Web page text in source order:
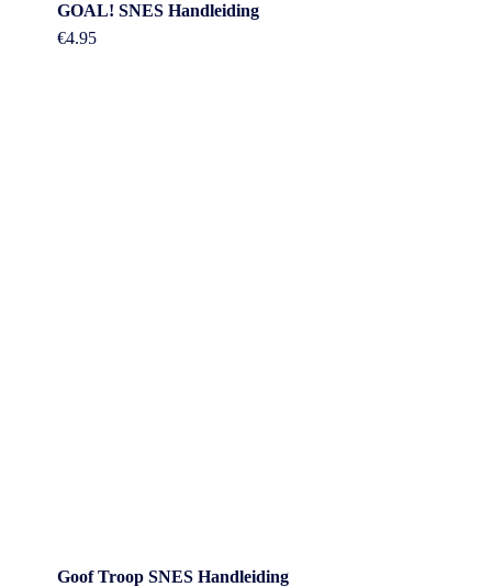
GOAL! SNES Handleiding
€4.95
Goof Troop SNES Handleiding